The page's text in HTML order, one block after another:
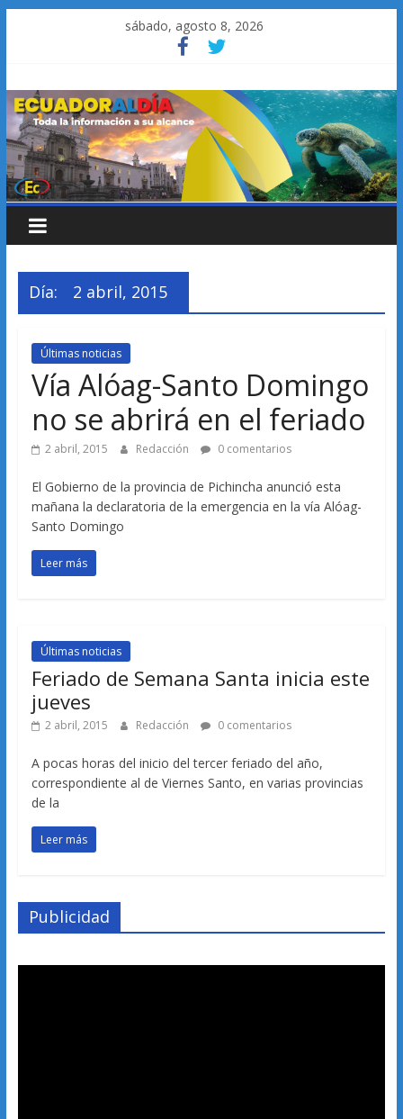
sábado, agosto 8, 2026
Día: 2 abril, 2015
Últimas noticias
Vía Alóag-Santo Domingo
no se abrirá en el feriado
2 abril, 2015 Redacción 0 comentarios
El Gobierno de la provincia de Pichincha anunció esta
mañana la declaratoria de la emergencia en la vía Alóag-
Santo Domingo
Leer más
Últimas noticias
Feriado de Semana Santa inicia este
jueves
2 abril, 2015 Redacción 0 comentarios
A pocas horas del inicio del tercer feriado del año,
correspondiente al de Viernes Santo, en varias provincias
de la
Leer más
Publicidad